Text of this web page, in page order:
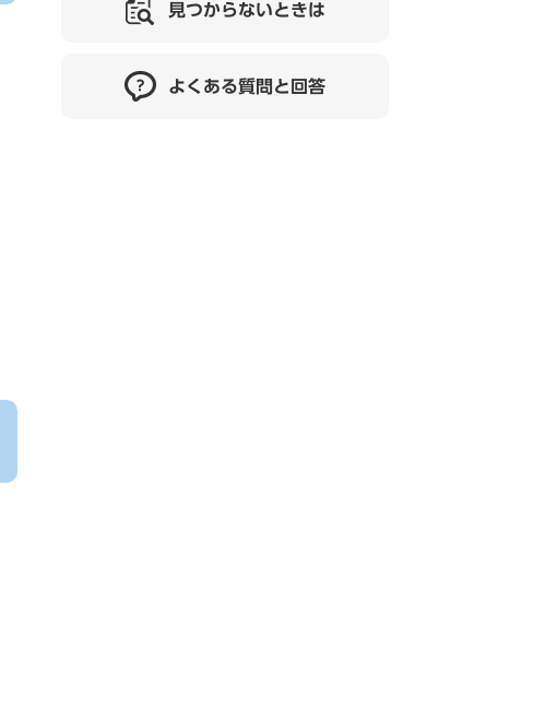
見つからないときは
よくある質問と回答